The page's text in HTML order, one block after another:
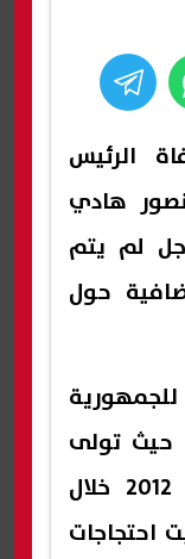
الرئيس
هادي
لم يتم
حول
حيث تولى
منصب الرئاسة رسميًا عام 2012 خلال
احتجاجات